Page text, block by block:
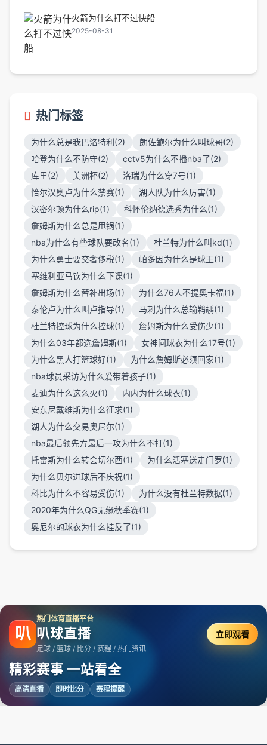
火箭为什么打不过快船
2025-08-31
热门标签
为什么总是我巴洛特利(2)
朗佐鲍尔为什么叫球哥(2)
哈登为什么不防守(2)
cctv5为什么不播nba了(2)
库里(2)
美洲杯(2)
洛瑞为什么穿7号(1)
恰尔汉奥卢为什么禁赛(1)
湖人队为什么厉害(1)
汉密尔顿为什么rip(1)
科怀伦纳德选秀为什么(1)
詹姆斯为什么总是甩锅(1)
nba为什么有些球队要改名(1)
杜兰特为什么叫kd(1)
为什么勇士要交奢侈税(1)
帕多因为什么是球王(1)
塞维利亚马钦为什么下课(1)
詹姆斯为什么替补出场(1)
为什么76人不提奥卡福(1)
泰伦卢为什么叫卢指导(1)
马刺为什么总输鹈鹕(1)
杜兰特控球为什么控球(1)
詹姆斯为什么受伤少(1)
为什么03年都选詹姆斯(1)
女神问球衣为什么17号(1)
为什么黑人打篮球好(1)
为什么詹姆斯必须回家(1)
nba球员采访为什么爱带着孩子(1)
麦迪为什么这么火(1)
内内为什么球衣(1)
安东尼戴维斯为什么征求(1)
湖人为什么交易奥尼尔(1)
nba最后领先方最后一攻为什么不打(1)
托雷斯为什么转会切尔西(1)
为什么活塞送走门罗(1)
为什么贝尔进球后不庆祝(1)
科比为什么不容易受伤(1)
为什么没有杜兰特数据(1)
2020年为什么QG无缘秋季赛(1)
奥尼尔的球衣为什么挂反了(1)
叭
热门体育直播平台
叭球直播
足球 / 篮球 / 比分 / 赛程 / 热门资讯
精彩赛事 一站看全
高清直播 即时比分 赛程提醒
立即观看